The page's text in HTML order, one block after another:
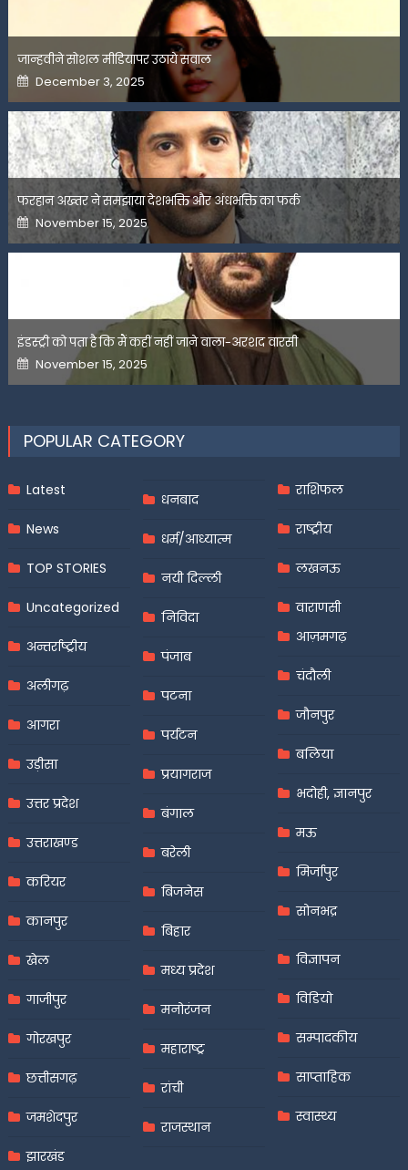
जान्हवीने सोशल मीडियापर उठाये सवाल
Posted
on
December 3, 2025
फरहान अख्तर ने समझाया देशभक्ति और अंधभक्ति का फर्क
Posted
on
November 15, 2025
इंडस्ट्री को पता है कि मैं कहीं नहीं जाने वाला-अरशद वारसी
Posted
on
November 15, 2025
POPULAR CATEGORY
Latest
News
TOP STORIES
Uncategorized
अन्तर्राष्ट्रीय
अलीगढ़
आगरा
उड़ीसा
उत्तर प्रदेश
उत्तराखण्ड
करियर
कानपुर
खेल
गाजीपुर
गोरखपुर
छत्तीसगढ़
जमशेदपुर
झारखंड
धनबाद
धर्म/आध्यात्म
नयी दिल्ली
निविदा
पंजाब
पटना
पर्यटन
प्रयागराज
बंगाल
बरेली
बिजनेस
बिहार
मध्य प्रदेश
मनोरंजन
महाराष्ट्र
रांची
राजस्थान
राशिफल
राष्ट्रीय
लखनऊ
वाराणसी
आज़मगढ़
चंदौली
जौनपुर
बलिया
भदोही, ज्ञानपुर
मऊ
मिर्जापुर
सोनभद्र
विज्ञापन
विडियो
सम्पादकीय
साप्ताहिक
स्वास्थ्य